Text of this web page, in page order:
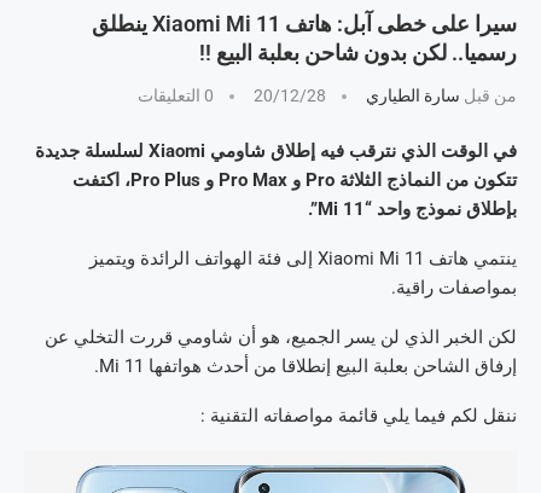
سيرا على خطى آبل: هاتف Xiaomi Mi 11 ينطلق
رسميا.. لكن بدون شاحن بعلبة البيع !!
من قبل سارة الطياري 20/12/28 0 التعليقات
في الوقت الذي نترقب فيه إطلاق شاومي Xiaomi لسلسلة جديدة
تتكون من النماذج الثلاثة Pro و Pro Max و Pro Plus، اكتفت
بإطلاق نموذج واحد “Mi 11”.
ينتمي هاتف Xiaomi Mi 11 إلى فئة الهواتف الرائدة ويتميز
بمواصفات راقية.
لكن الخبر الذي لن يسر الجميع، هو أن شاومي قررت التخلي عن
إرفاق الشاحن بعلبة البيع إنطلاقا من أحدث هواتفها Mi 11.
ننقل لكم فيما يلي قائمة مواصفاته التقنية :